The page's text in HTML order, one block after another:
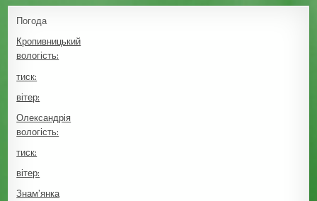
Погода
Кропивницький
вологість:
тиск:
вітер:
Олександрія
вологість:
тиск:
вітер:
Знам’янка